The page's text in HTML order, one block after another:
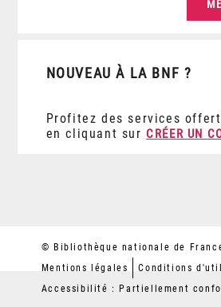
NOUVEAU À LA BNF ?
Profitez des services
en cliquant sur CRÉER UN
© Bibliothèque nationale de
Mentions légales
Conditions
Accessibilité : Partiellement